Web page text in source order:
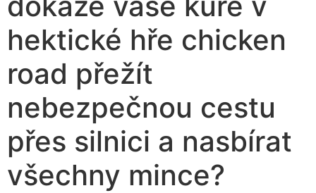
hektické hře chicken
road přežít
nebezpečnou cestu
přes silnici a nasbírat
všechny mince?